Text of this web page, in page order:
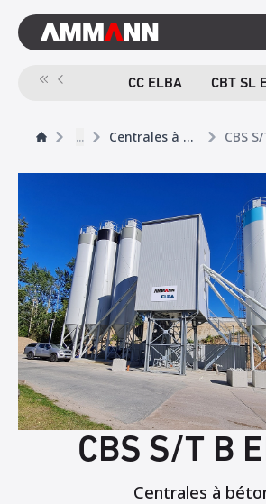
CC ELBA CBT SL
... Centrales à béton
CBS S/T B
Centrales à